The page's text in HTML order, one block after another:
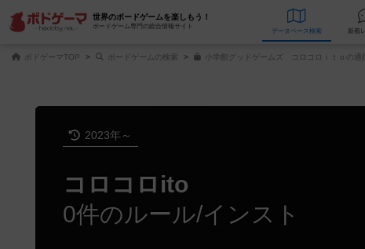
世界のボードゲームを楽しもう！
ボードゲーム専門の総合情報サイト
データベース 検索
ボドゲーマTOP ボードゲームの検索 小学館グッドゲームズ コロコロｉｔｏの通
2023年～
コロコロito
0件のルール/インスト